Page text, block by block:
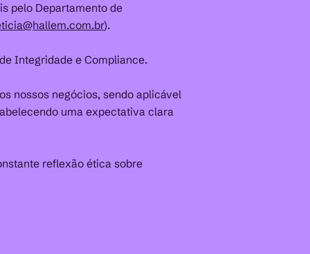
pelo Departamento de
).
Integridade e Compliance.
nossos negócios, sendo aplicável
uma expectativa clara
reflexão ética sobre